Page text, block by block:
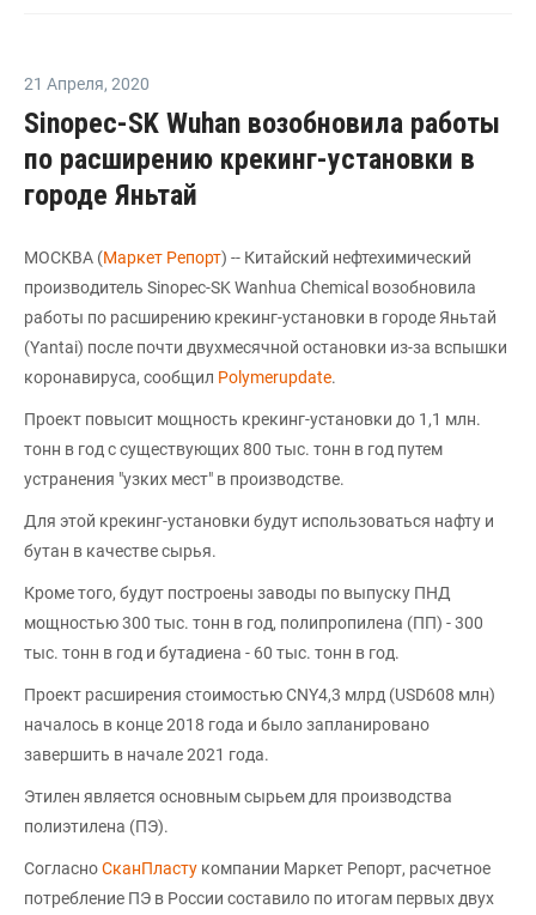
21 Апреля, 2020
Sinopec-SK Wuhan возобновила работы
по расширению крекинг-установки в
городе Яньтай
МОСКВА (Маркет Репорт) -- Китайский нефтехимический
производитель Sinopec-SK Wanhua Chemical возобновила
работы по расширению крекинг-установки в городе Яньтай
(Yantai) после почти двухмесячной остановки из-за вспышки
коронавируса, сообщил Polymerupdate.
Проект повысит мощность крекинг-установки до 1,1 млн.
тонн в год с существующих 800 тыс. тонн в год путем
устранения "узких мест" в производстве.
Для этой крекинг-установки будут использоваться нафту и
бутан в качестве сырья.
Кроме того, будут построены заводы по выпуску ПНД
мощностью 300 тыс. тонн в год, полипропилена (ПП) - 300
тыс. тонн в год и бутадиена - 60 тыс. тонн в год.
Проект расширения стоимостью CNY4,3 млрд (USD608 млн)
началось в конце 2018 года и было запланировано
завершить в начале 2021 года.
Этилен является основным сырьем для производства
полиэтилена (ПЭ).
СогласноСканПласту компании Маркет Репорт, расчетное
потребление ПЭ в России составило по итогам первых двух